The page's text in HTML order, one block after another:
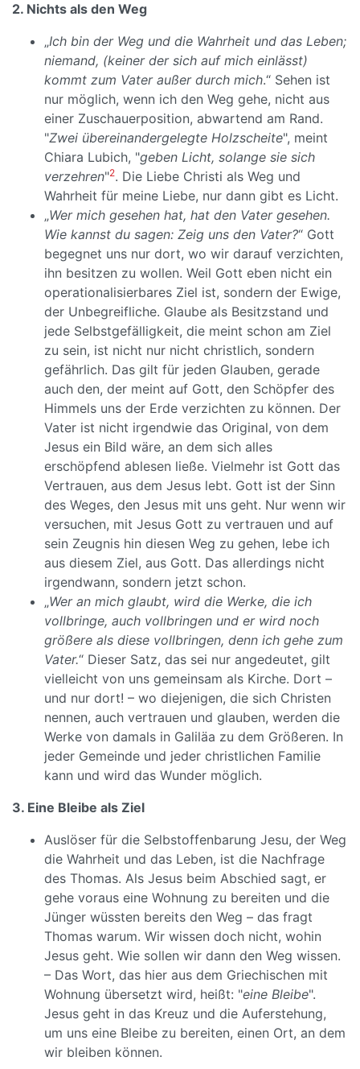
2. Nichts als den Weg
„Ich bin der Weg und die Wahrheit und das Leben;
niemand, (keiner der sich auf mich einlässt)
kommt zum Vater außer durch mich.“ Sehen ist
nur möglich, wenn ich den Weg gehe, nicht aus
einer Zuschauerposition, abwartend am Rand.
"Zwei übereinandergelegte Holzscheite", meint
Chiara Lubich, "geben Licht, solange sie sich
verzehren"2. Die Liebe Christi als Weg und
Wahrheit für meine Liebe, nur dann gibt es Licht.
„Wer mich gesehen hat, hat den Vater gesehen.
Wie kannst du sagen: Zeig uns den Vater?“ Gott
begegnet uns nur dort, wo wir darauf verzichten,
ihn besitzen zu wollen. Weil Gott eben nicht ein
operationalisierbares Ziel ist, sondern der Ewige,
der Unbegreifliche. Glaube als Besitzstand und
jede Selbstgefälligkeit, die meint schon am Ziel
zu sein, ist nicht nur nicht christlich, sondern
gefährlich. Das gilt für jeden Glauben, gerade
auch den, der meint auf Gott, den Schöpfer des
Himmels uns der Erde verzichten zu können. Der
Vater ist nicht irgendwie das Original, von dem
Jesus ein Bild wäre, an dem sich alles
erschöpfend ablesen ließe. Vielmehr ist Gott das
Vertrauen, aus dem Jesus lebt. Gott ist der Sinn
des Weges, den Jesus mit uns geht. Nur wenn wir
versuchen, mit Jesus Gott zu vertrauen und auf
sein Zeugnis hin diesen Weg zu gehen, lebe ich
aus diesem Ziel, aus Gott. Das allerdings nicht
irgendwann, sondern jetzt schon.
„Wer an mich glaubt, wird die Werke, die ich
vollbringe, auch vollbringen und er wird noch
größere als diese vollbringen, denn ich gehe zum
Vater.“ Dieser Satz, das sei nur angedeutet, gilt
vielleicht von uns gemeinsam als Kirche. Dort –
und nur dort! – wo diejenigen, die sich Christen
nennen, auch vertrauen und glauben, werden die
Werke von damals in Galiläa zu dem Größeren. In
jeder Gemeinde und jeder christlichen Familie
kann und wird das Wunder möglich.
3. Eine Bleibe als Ziel
Auslöser für die Selbstoffenbarung Jesu, der Weg
die Wahrheit und das Leben, ist die Nachfrage
des Thomas. Als Jesus beim Abschied sagt, er
gehe voraus eine Wohnung zu bereiten und die
Jünger wüssten bereits den Weg – das fragt
Thomas warum. Wir wissen doch nicht, wohin
Jesus geht. Wie sollen wir dann den Weg wissen.
– Das Wort, das hier aus dem Griechischen mit
Wohnung übersetzt wird, heißt: "eine Bleibe".
Jesus geht in das Kreuz und die Auferstehung,
um uns eine Bleibe zu bereiten, einen Ort, an dem
wir bleiben können.